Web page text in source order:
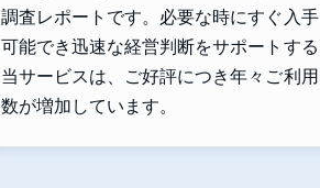
調査レポートです。必要な時にすぐ入手
可能でき迅速な経営判断をサポートする
当サービスは、ご好評につき年々ご利用
数が増加しています。